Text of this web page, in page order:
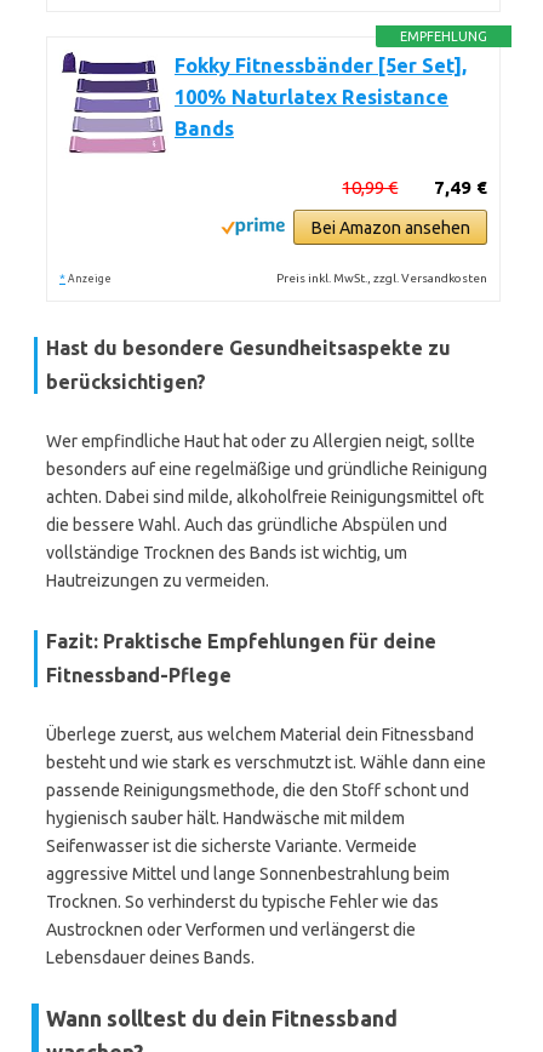
EMPFEHLUNG
Fokky Fitnessbänder [5er Set],
100% Naturlatex Resistance
Bands
7,49 €
10,99 €
Bei Amazon ansehen
* Anzeige Preis inkl. MwSt., zzgl. Versandkosten
Hast du besondere Gesundheitsaspekte zu
berücksichtigen?
Wer empfindliche Haut hat oder zu Allergien neigt, sollte
besonders auf eine regelmäßige und gründliche Reinigung
achten. Dabei sind milde, alkoholfreie Reinigungsmittel oft
die bessere Wahl. Auch das gründliche Abspülen und
vollständige Trocknen des Bands ist wichtig, um
Hautreizungen zu vermeiden.
Fazit: Praktische Empfehlungen für deine
Fitnessband-Pflege
Überlege zuerst, aus welchem Material dein Fitnessband
besteht und wie stark es verschmutzt ist. Wähle dann eine
passende Reinigungsmethode, die den Stoff schont und
hygienisch sauber hält. Handwäsche mit mildem
Seifenwasser ist die sicherste Variante. Vermeide
aggressive Mittel und lange Sonnenbestrahlung beim
Trocknen. So verhinderst du typische Fehler wie das
Austrocknen oder Verformen und verlängerst die
Lebensdauer deines Bands.
Wann solltest du dein Fitnessband